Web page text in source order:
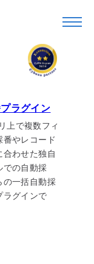
ラグイン
上で複数フィ
番やレコード
合わせた独自
での自動採
の一括自動採
ラグインで